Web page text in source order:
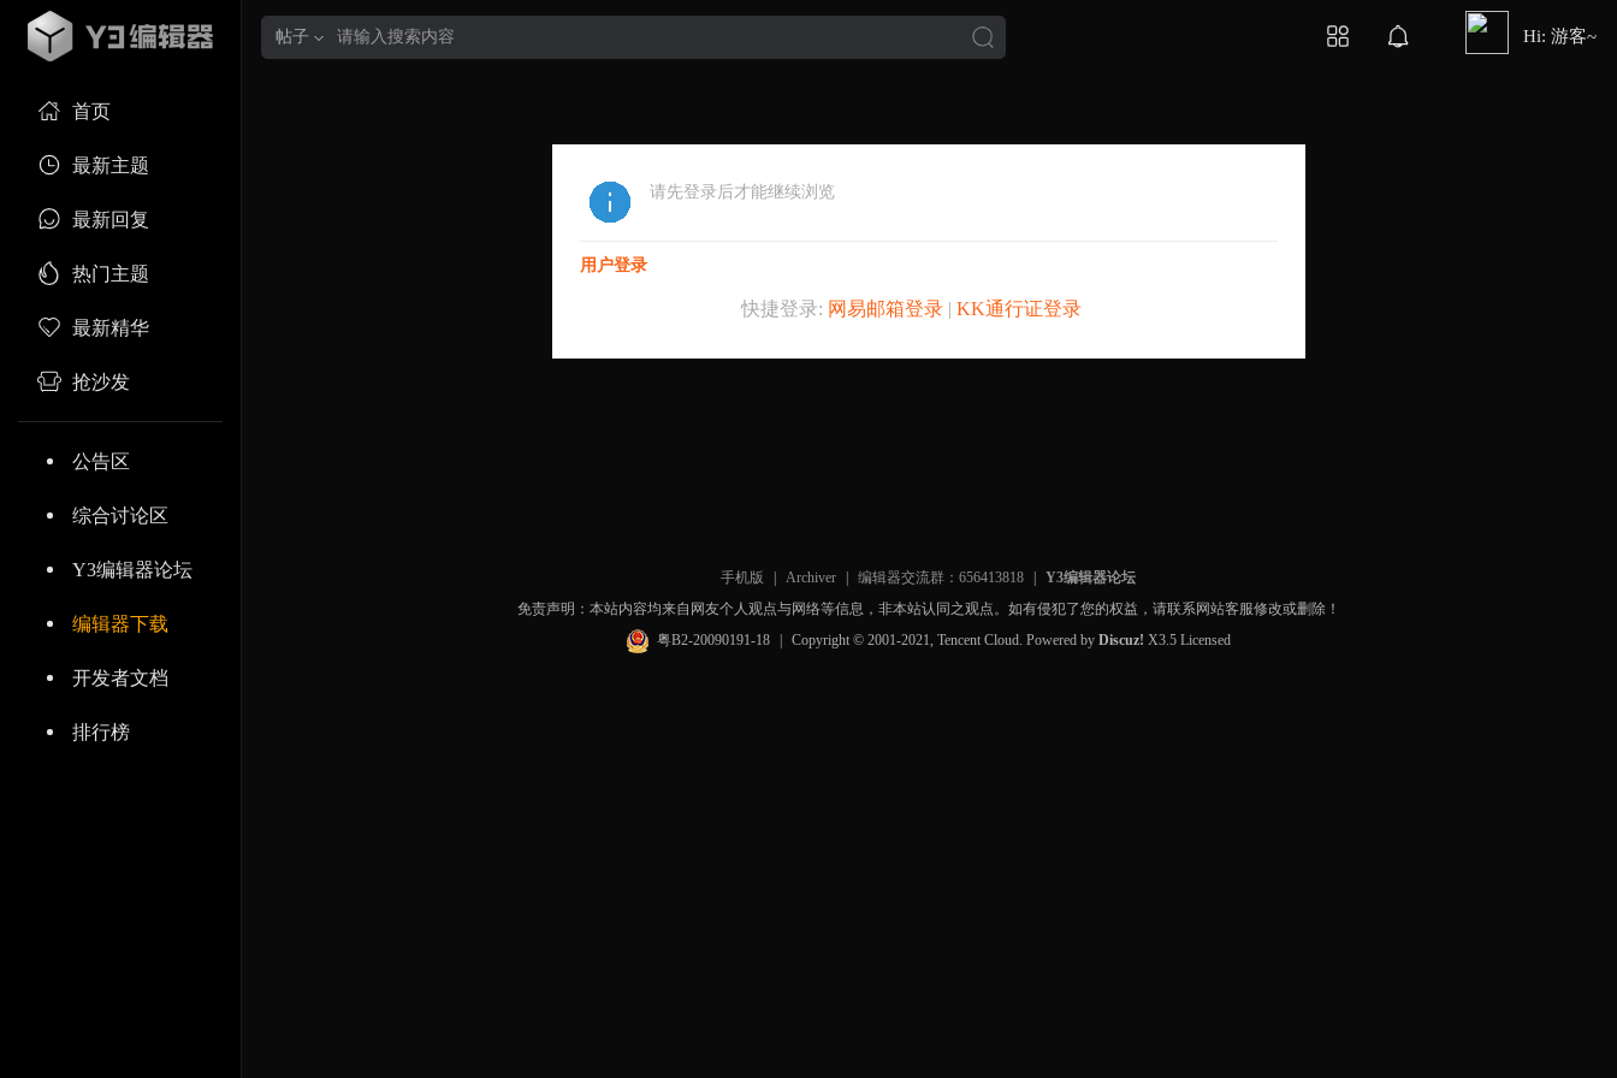
首页
最新主题
最新回复
热门主题
最新精华
抢沙发
公告区
综合讨论区
Y3编辑器论坛
编辑器下载
开发者文档
排行榜
帖子 Hi: 游客~
请先登录后才能继续浏览
用户登录
快捷登录: 网易邮箱登录| KK通行证登录
手机版 Archiver 编辑器交流群：656413818
Y3编辑器论坛
免责声明：本站内容均来自网友个人观点与网络等信息，非本站认同之观点。如有侵犯了您的权益，请联系网站客服修改或删除！
粤B2-20090191-18
Copyright © 2001-2021, Tencent Cloud. Powered byDiscuz! X3.5 Licensed